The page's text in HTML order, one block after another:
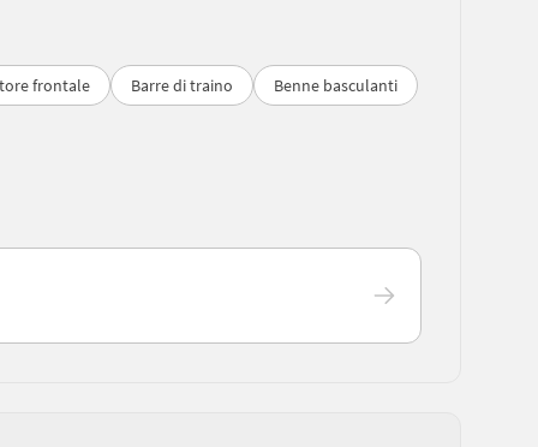
frontale Barre di traino Benne basculanti